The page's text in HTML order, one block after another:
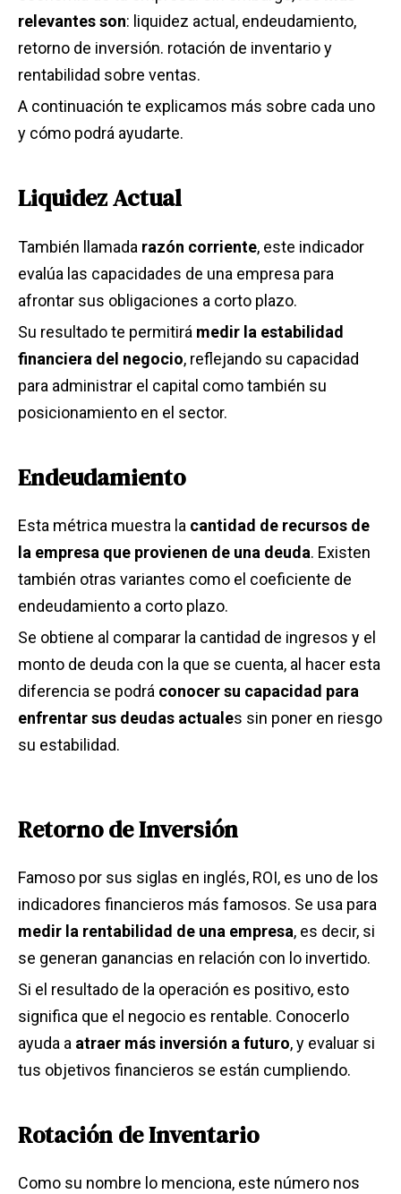
relevantes son: liquidez actual, endeudamiento,
retorno de inversión. rotación de inventario y
rentabilidad sobre ventas.
A continuación te explicamos más sobre cada uno
y cómo podrá ayudarte.
Liquidez Actual
También llamada razón corriente, este indicador
evalúa las capacidades de una empresa para
afrontar sus obligaciones a corto plazo.
Su resultado te permitirá medir la estabilidad
financiera del negocio, reflejando su capacidad
para administrar el capital como también su
posicionamiento en el sector.
Endeudamiento
Esta métrica muestra la cantidad de recursos de
la empresa que provienen de una deuda. Existen
también otras variantes como el coeficiente de
endeudamiento a corto plazo.
Se obtiene al comparar la cantidad de ingresos y el
monto de deuda con la que se cuenta, al hacer esta
diferencia se podrá conocer su capacidad para
enfrentar sus deudas actuales sin poner en riesgo
su estabilidad.
Retorno de Inversión
Famoso por sus siglas en inglés, ROI, es uno de los
indicadores financieros más famosos. Se usa para
medir la rentabilidad de una empresa, es decir, si
se generan ganancias en relación con lo invertido.
Si el resultado de la operación es positivo, esto
significa que el negocio es rentable. Conocerlo
ayuda a atraer más inversión a futuro, y evaluar si
tus objetivos financieros se están cumpliendo.
Rotación de Inventario
Como su nombre lo menciona, este número nos